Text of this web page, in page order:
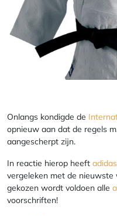
Onlangs kondigde de
opnieuw aan dat de regels
aangescherpt zijn.
In reactie hierop heeft adidas
vergeleken met de
gekozen wordt voldoen alle
voorschriften!